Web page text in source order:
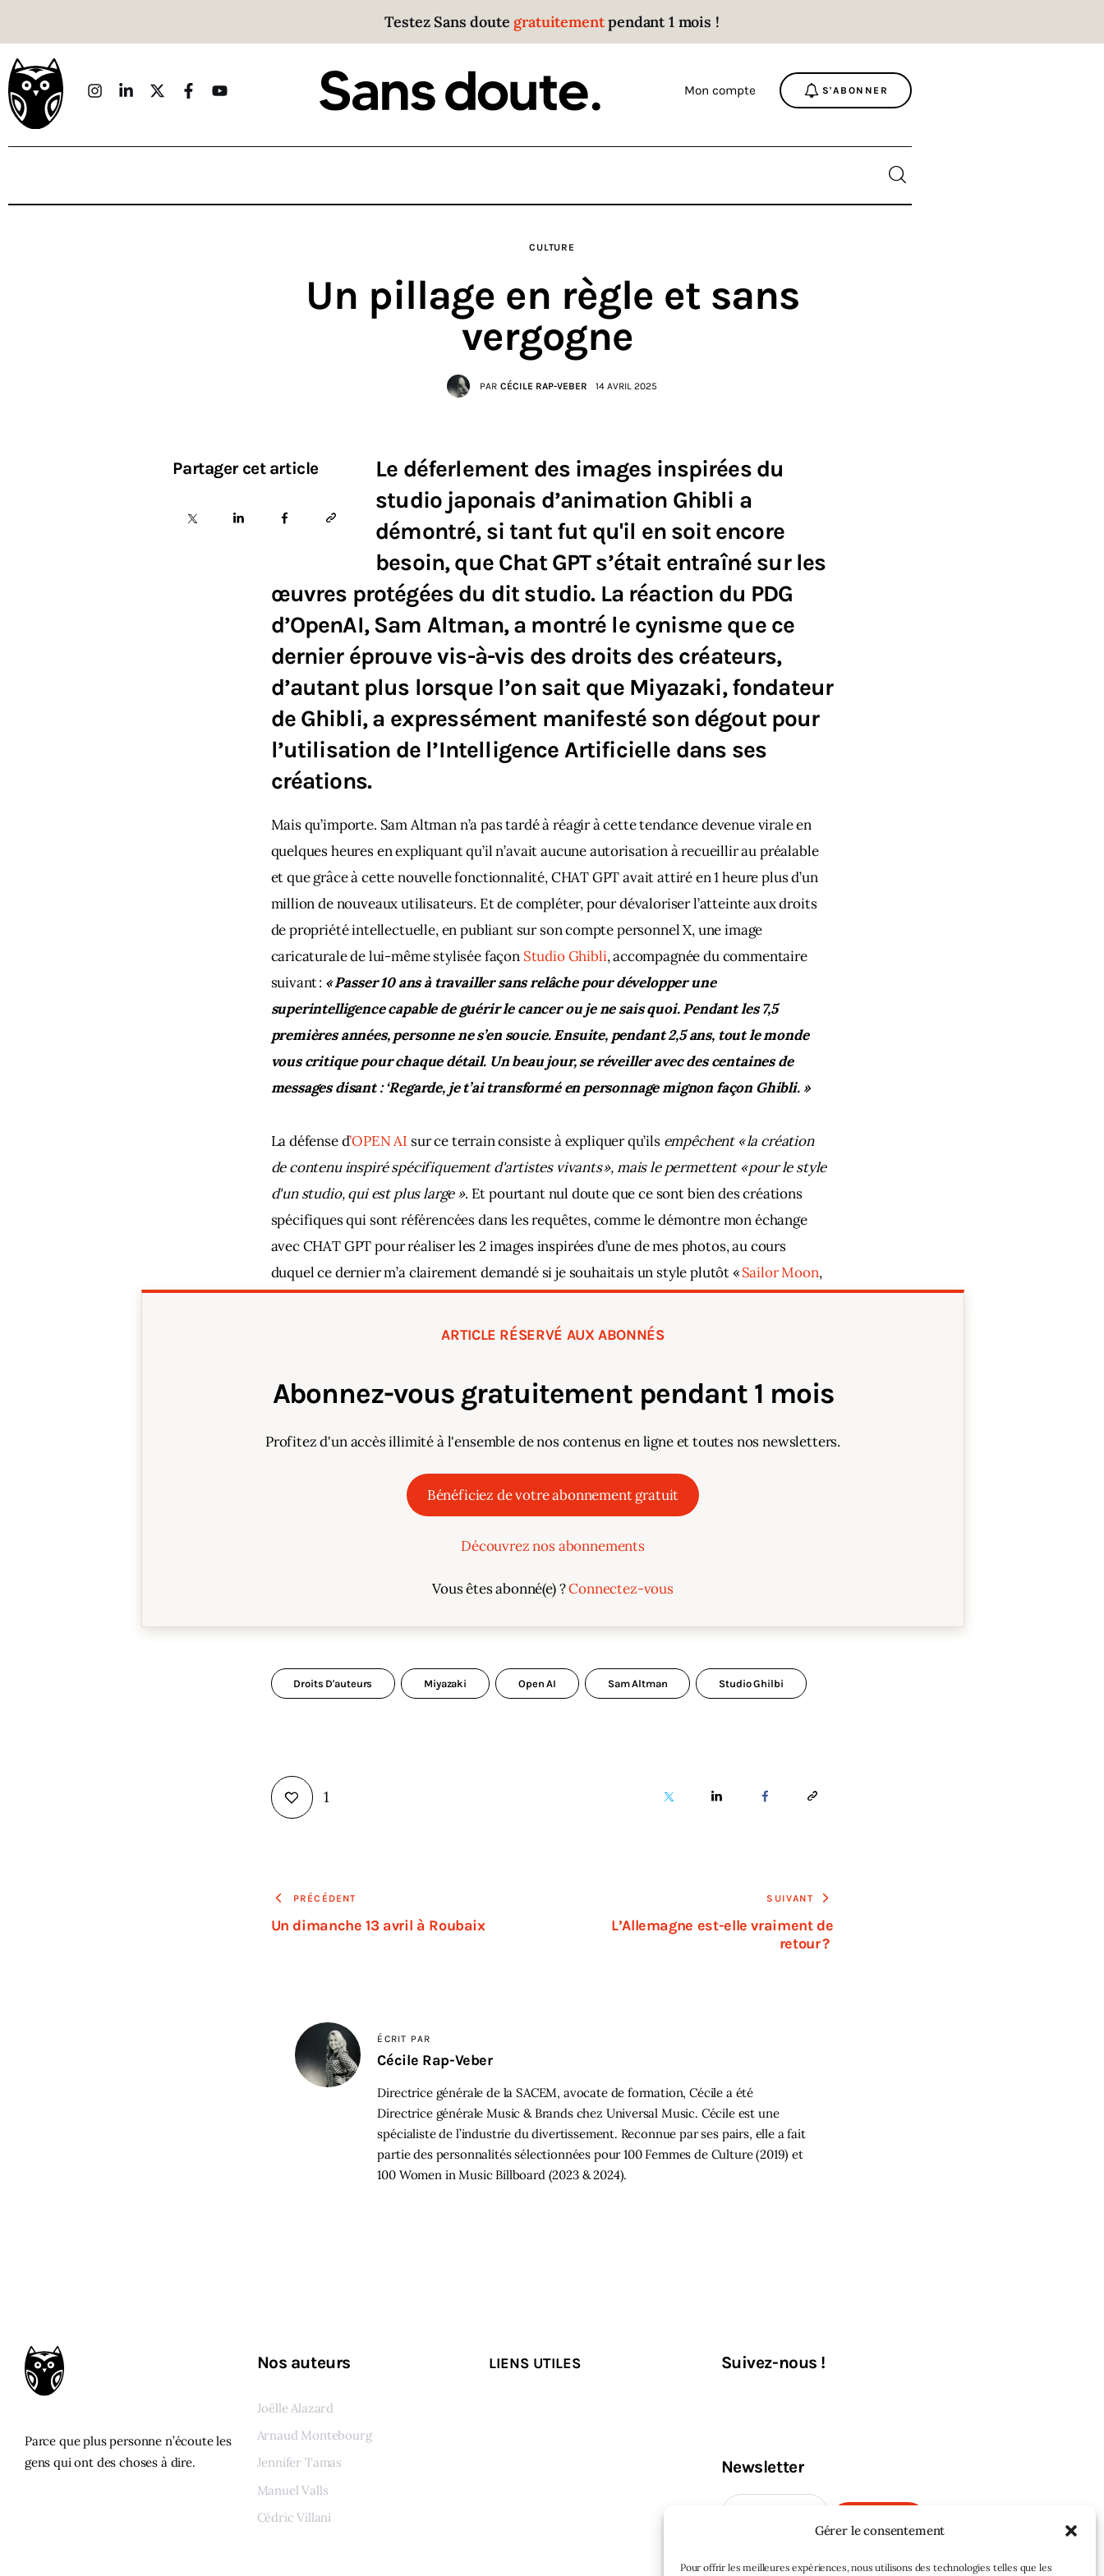
Gérer le consentement
Pour offrir les meilleures expériences, nous utilisons des technologies telles que les
Testez Sans doute gratuitementpendant 1 mois !
Mon compte S'ABONNER
Sans doute
Parce que plus personne n’écoute les gens qui ont
des choses à dire.
Économie
Monde
CULTURE
Un pillage en règle et sans
vergogne
PAR CÉCILE RAP-VEBER 14 AVRIL 2025
Partager cet article
Le déferlement des images inspirées du
studio japonais d’animation Ghibli a
démontré, si tant fut qu'il en soit encore
besoin, que Chat GPT s’était entraîné sur les
œuvres protégées du dit studio. La réaction du PDG
d’OpenAI, Sam Altman, a montré le cynisme que ce
dernier éprouve vis-à-vis des droits des créateurs,
d’autant plus lorsque l’on sait que Miyazaki, fondateur
de Ghibli, a expressément manifesté son dégout pour
l’utilisation de l’Intelligence Artificielle dans ses
créations.
Mais qu’importe. Sam Altman n’a pas tardé à réagir à cette tendance devenue virale en
quelques heures en expliquant qu’il n’avait aucune autorisation à recueillir au préalable
et que grâce à cette nouvelle fonctionnalité, CHAT GPT avait attiré en 1 heure plus d’un
million de nouveaux utilisateurs. Et de compléter, pour dévaloriser l’atteinte aux droits
de propriété intellectuelle, en publiant sur son compte personnel X, une image
caricaturale de lui-même stylisée façon Studio Ghibli, accompagnée du commentaire
suivant : « Passer 10 ans à travailler sans relâche pour développer une
superintelligence capable de guérir le cancer ou je ne sais quoi. Pendant les 7,5
premières années, personne ne s’en soucie. Ensuite, pendant 2,5 ans, tout le monde
vous critique pour chaque détail. Un beau jour, se réveiller avec des centaines de
messages disant : ‘Regarde, je t’ai transformé en personnage mignon façon Ghibli. »
La défense d’OPEN AI sur ce terrain consiste à expliquer qu’ils empêchent « la création
de contenu inspiré spécifiquement d'artistes vivants », mais le permettent « pour le style
d'un studio, qui est plus large ». Et pourtant nul doute que ce sont bien des créations
spécifiques qui sont référencées dans les requêtes, comme le démontre mon échange
avec CHAT GPT pour réaliser les 2 images inspirées d’une de mes photos, au cours
duquel ce dernier m’a clairement demandé si je souhaitais un style plutôt « Sailor Moon,
Cardcaptor Sakura ou plutôt films Ghilbi ou Violet Evergarden ? »
ARTICLE RÉSERVÉ AUX ABONNÉS
Abonnez-vous gratuitement pendant 1 mois
Profitez d'un accès illimité à l'ensemble de nos contenus en ligne et toutes nos newsletters.
Bénéficiez de votre abonnement gratuit
Découvrez nos abonnements
Vous êtes abonné(e) ?Connectez-vous
Droits D'auteurs Miyazaki Open AI Sam Altman Studio Ghilbi
1
PRÉCÉDENT
Un dimanche 13 avril à Roubaix
SUIVANT
L’Allemagne est-elle vraiment de
retour ?
ÉCRIT PAR
Cécile Rap-Veber
Directrice générale de la SACEM, avocate de formation, Cécile a été
Directrice générale Music & Brands chez Universal Music. Cécile est une
spécialiste de l’industrie du divertissement. Reconnue par ses pairs, elle a fait
partie des personnalités sélectionnées pour 100 Femmes de Culture (2019) et
100 Women in Music Billboard (2023 & 2024).
Parce que plus personne n’écoute les
gens qui ont des choses à dire.
Nos auteurs
Joëlle Alazard
Arnaud Montebourg
Jennifer Tamas
Manuel Valls
Cédric Villani
LIENS UTILES Suivez-nous !
Newsletter
M'INSCRIRE